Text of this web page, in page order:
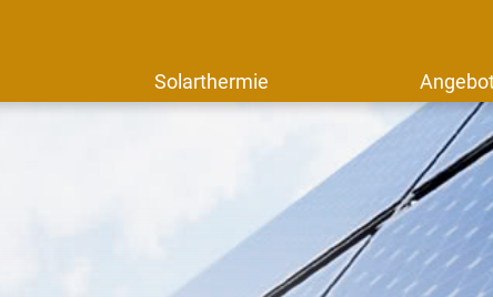
Solarthermie